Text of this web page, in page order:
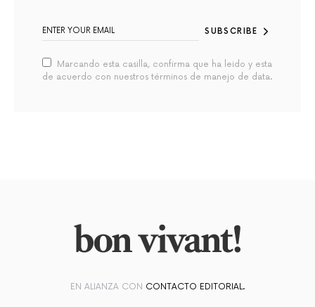
SUBSCRIBE
Marcando esta casilla, confirma que ha leido y esta
de acuerdo con nuestros términos de manejo de data.
EN ALIANZA CON CONTACTO EDITORIAL.